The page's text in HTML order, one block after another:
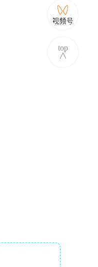
top
∧